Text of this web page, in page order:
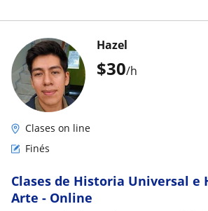
$30/h
Hazel
Clases on line
Finés
Clases de Historia Universal e
Arte - Online